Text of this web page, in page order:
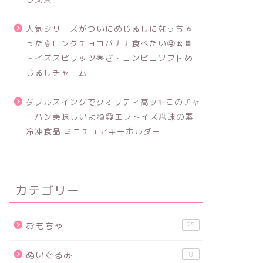
人気シリーズがついにめじるしになっちゃ
った🍦ロングチョコバナナ食べたい🤤🍌🍫
トイズスピリッツ🌟ざ・コンビニソフトめ
じるしチャーム
ダブルスイングでクオリティ高ッ✨このチャ
ーハン美味しいよね😋エフトイズ🥟味の素
冷凍食品 ミニチュアキーホルダー
カテゴリー
おもちゃ 25
ぬいぐるみ 8